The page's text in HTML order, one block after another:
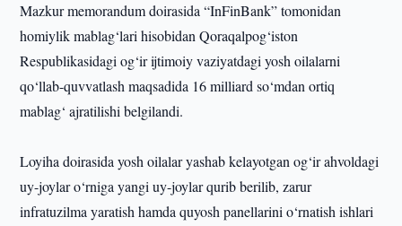
Mazkur memorandum doirasida “InFinBank” tomonidan
homiylik mablag‘lari hisobidan Qoraqalpog‘iston
Respublikasidagi og‘ir ijtimoiy vaziyatdagi yosh oilalarni
qo‘llab-quvvatlash maqsadida 16 milliard so‘mdan ortiq
mablag‘ ajratilishi belgilandi.
Loyiha doirasida yosh oilalar yashab kelayotgan og‘ir ahvoldagi
uy-joylar o‘rniga yangi uy-joylar qurib berilib, zarur
infratuzilma yaratish hamda quyosh panellarini o‘rnatish ishlari